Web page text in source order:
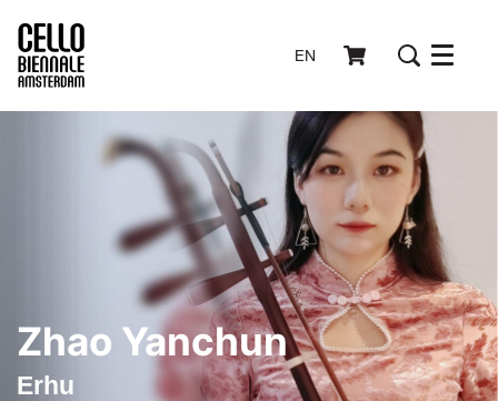
EN Menu
Zhao Yanchun
Erhu